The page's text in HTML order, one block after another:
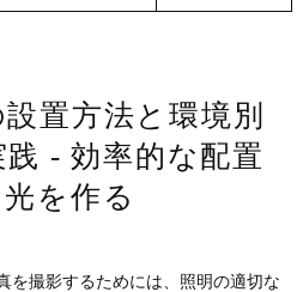
置方法と環境別
- 効率的な配置
を作る
を撮影するためには、照明の適切な